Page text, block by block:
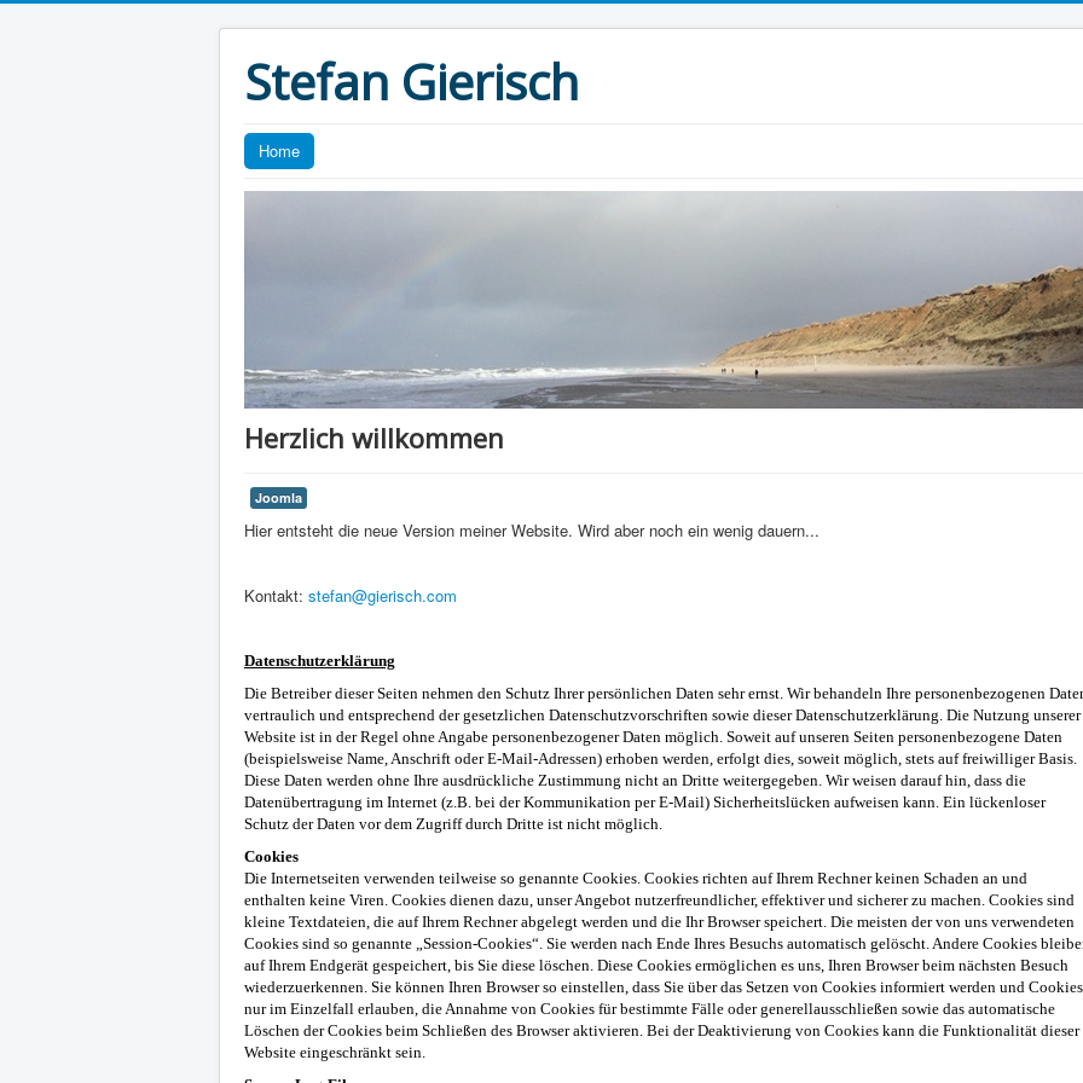
Stefan Gierisch
Home
Herzlich willkommen
Joomla
Hier entsteht die neue Version meiner Website. Wird aber noch ein wenig dauern...
Kontakt: stefan@gierisch.com
Datenschutzerklärung
Die Betreiber dieser Seiten nehmen den Schutz Ihrer persönlichen Daten sehr ernst. Wir behandeln Ihre personenbezogenen
vertraulich und entsprechend der gesetzlichen Datenschutzvorschriften sowie dieser Datenschutzerklärung. Die Nutzung unserer
Website ist in der Regel ohne Angabe personenbezogener Daten möglich. Soweit auf unseren Seiten personenbezogene Daten
(beispielsweise Name, Anschrift oder E-Mail-Adressen) erhoben werden, erfolgt dies, soweit möglich, stets auf freiwilliger Basis.
Diese Daten werden ohne Ihre ausdrückliche Zustimmung nicht an Dritte weitergegeben. Wir weisen darauf hin, dass die
Datenübertragung im Internet (z.B. bei der Kommunikation per E-Mail) Sicherheitslücken aufweisen kann. Ein lückenloser
Schutz der Daten vor dem Zugriff durch Dritte ist nicht möglich.
Cookies
Die Internetseiten verwenden teilweise so genannte Cookies. Cookies richten auf Ihrem Rechner keinen Schaden an und
enthalten keine Viren. Cookies dienen dazu, unser Angebot nutzerfreundlicher, effektiver und sicherer zu machen. Cookies sind
kleine Textdateien, die auf Ihrem Rechner abgelegt werden und die Ihr Browser speichert. Die meisten der von uns verwendeten
Cookies sind so genannte „Session-Cookies“. Sie werden nach Ende Ihres Besuchs automatisch gelöscht. Andere Cookies
auf Ihrem Endgerät gespeichert, bis Sie diese löschen. Diese Cookies ermöglichen es uns, Ihren Browser beim nächsten Besuch
wiederzuerkennen. Sie können Ihren Browser so einstellen, dass Sie über das Setzen von Cookies informiert werden und Cookies
nur im Einzelfall erlauben, die Annahme von Cookies für bestimmte Fälle oder generellausschließen sowie das automatische
Löschen der Cookies beim Schließen des Browser aktivieren. Bei der Deaktivierung von Cookies kann die Funktionalität dieser
Website eingeschränkt sein.